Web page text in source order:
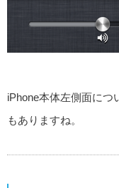
iPhone本体左側面につ
もありますね。